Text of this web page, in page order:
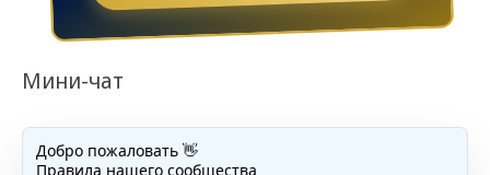
Мини-чат
Добро пожаловать 👋
Правила нашего сообщества